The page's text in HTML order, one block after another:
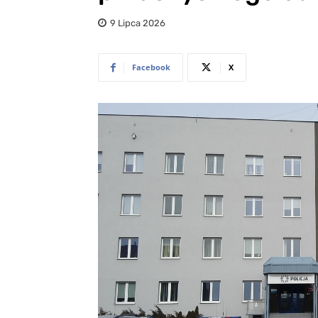
9 Lipca 2026
Facebook X